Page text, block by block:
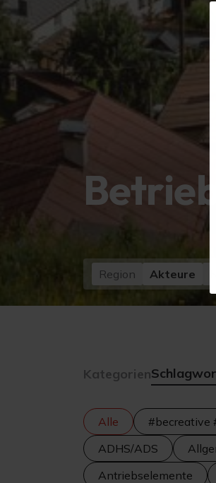
Region Akteure
Kategorien
Alle #becreative
ADHS/ADS
Antriebselemente